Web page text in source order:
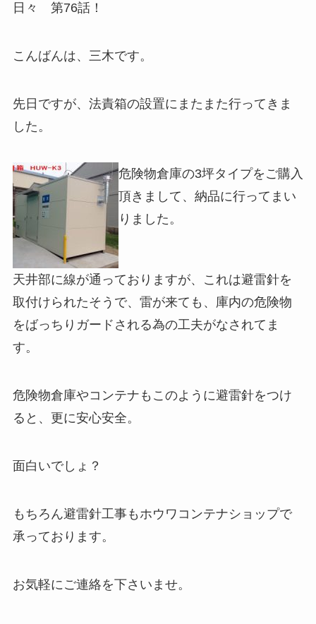
日々 第76話！
こんばんは、三木です。
先日ですが、法責箱の設置にまたまた行ってきま
した。
危険物倉庫の3坪タイプをご購入
頂きまして、納品に行ってまい
りました。
天井部に線が通っておりますが、これは避雷針を
取付けられたそうで、雷が来ても、庫内の危険物
をばっちりガードされる為の工夫がなされてま
す。
危険物倉庫やコンテナもこのように避雷針をつけ
ると、更に安心安全。
面白いでしょ？
もちろん避雷針工事もホウワコンテナショップで
承っております。
お気軽にご連絡を下さいませ。